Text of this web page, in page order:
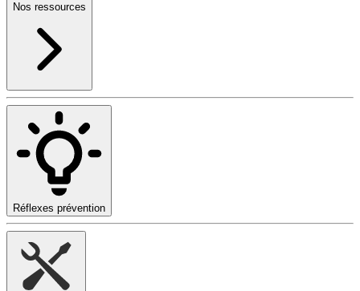
Nos ressources
Réflexes prévention